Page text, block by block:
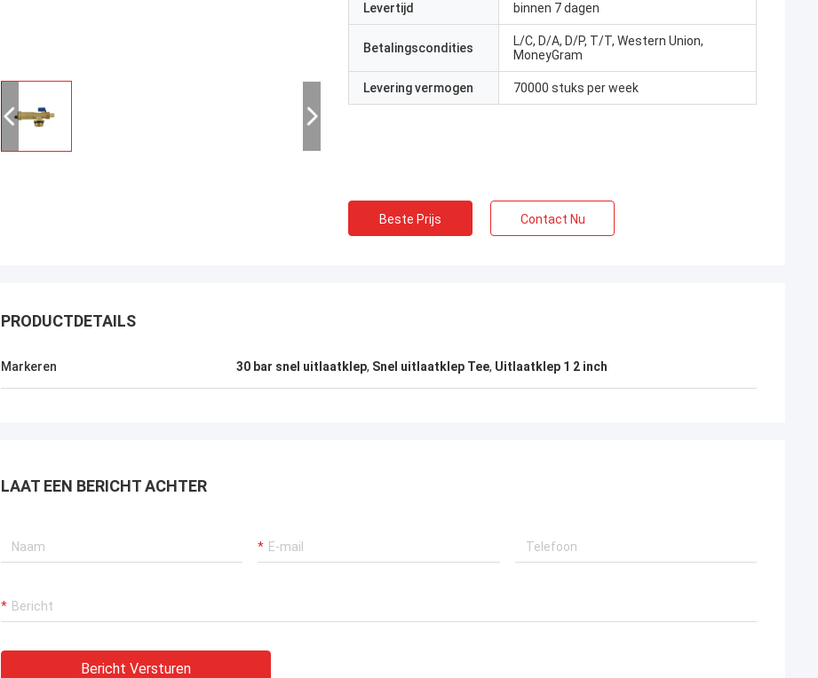
Levertijd binnen 7 dagen
Betalingscondities
L/C, D/A, D/P, T/T, Western Union,
MoneyGram
Levering vermogen 70000 stuks per week
Beste Prijs Contact Nu
PRODUCTDETAILS
Markeren 30 bar snel uitlaatklep, Snel uitlaatklep Tee, Uitlaatklep 1 2 inch
LAAT EEN BERICHT ACHTER
Bericht Versturen